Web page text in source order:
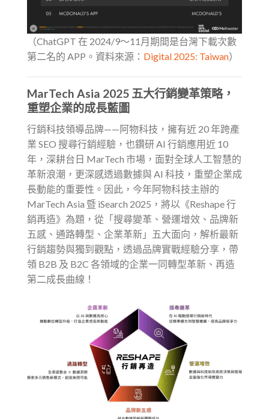
（ChatGPT 在 2024/9～11月期間是台灣下載次數
第二名的 APP。資料來源： Digital 2025: Taiwan）
MarTech Asia 2025 五大行銷變革策略，
重塑企業的成長藍圖
行銷科技領導品牌——阿物科技，擁有近 20 年跨產
業 SEO 搜尋行銷經驗，也鑽研 AI 行銷應用近 10
年，深耕台日 MarTech 市場，面對全球人工智慧的
革新浪潮，更深感透過數據與 AI 科技，重塑企業成
長動能的重要性。因此，今年阿物科技主辦的
MarTech Asia 暨 iSearch 2025，將以《Reshape 行
銷再造》為題，從「搜尋變革、營運增效、品牌新
五感、通路轉型、企業革新」五大面向，解析最新
行銷趨勢與獨到觀點，透過品牌實戰經驗分享，帶
領 B2B 及 B2C 各領域的企業一同轉型革新、再造
第二成長曲線！